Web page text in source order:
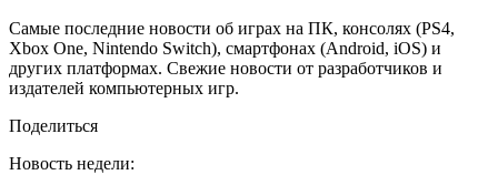
Самые последние новости об играх на ПК, консолях (PS4,
Xbox One, Nintendo Switch), смартфонах (Android, iOS) и
других платформах. Свежие новости от разработчиков и
издателей компьютерных игр.
Поделиться
Новость недели: